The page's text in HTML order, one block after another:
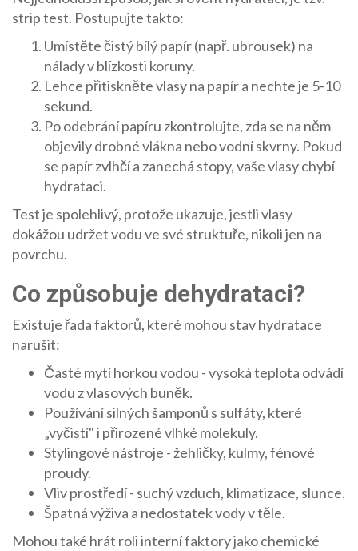
strip test. Postupujte takto:
Umístěte čistý bílý papír (např. ubrousek) na
nálady v blízkosti koruny.
Lehce přitiskněte vlasy na papír a nechte je 5-10
sekund.
Po odebrání papíru zkontrolujte, zda se na něm
objevily drobné vlákna nebo vodní skvrny. Pokud
se papír zvlhčí a zanechá stopy, vaše vlasy chybí
hydrataci.
Test je spolehlivý, protože ukazuje, jestli vlasy
dokážou udržet vodu ve své struktuře, nikoli jen na
povrchu.
Co způsobuje dehydrataci?
Existuje řada faktorů, které mohou stav hydratace
narušit:
Časté mytí horkou vodou - vysoká teplota odvádí
vodu z vlasových buněk.
Používání silných šamponů s sulfáty, které
„vyčistí" i přirozené vlhké molekuly.
Stylingové nástroje - žehličky, kulmy, fénové
proudy.
Vliv prostředí - suchý vzduch, klimatizace, slunce.
Špatná výživa a nedostatek vody v těle.
Mohou také hrát roli interní faktory jako chemické